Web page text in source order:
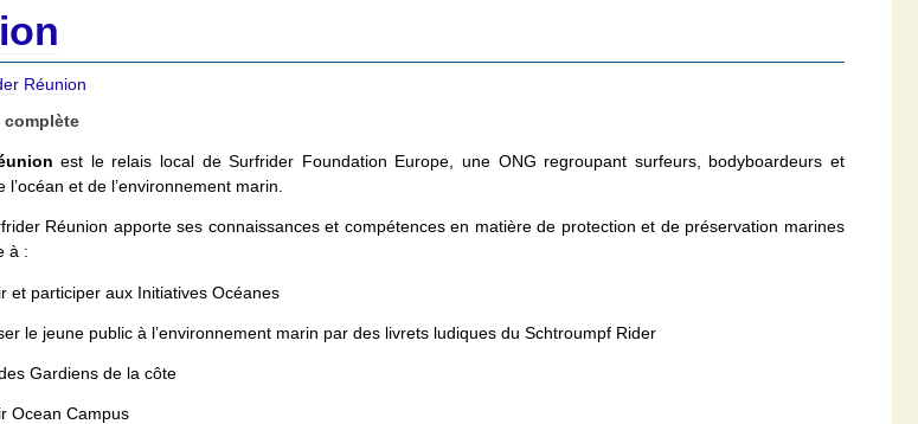
Réunion
complète
est le relais local de Surfrider Foundation Europe, une ONG regroupant surfeurs, bodyboardeurs et
l’océan et de l’environnement marin.
Réunion apporte ses connaissances et compétences en matière de protection et de préservation marines
à :
et participer aux Initiatives Océanes
le jeune public à l’environnement marin par des livrets ludiques du Schtroumpf Rider
Gardiens de la côte
Ocean Campus